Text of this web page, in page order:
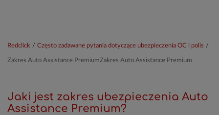
Redclick / Często zadawane pytania dotyczące ubezpieczenia OC i polis /
Zakres Auto Assistance PremiumZakres Auto Assistance Premium
Jaki jest zakres ubezpieczenia Auto
Assistance Premium?